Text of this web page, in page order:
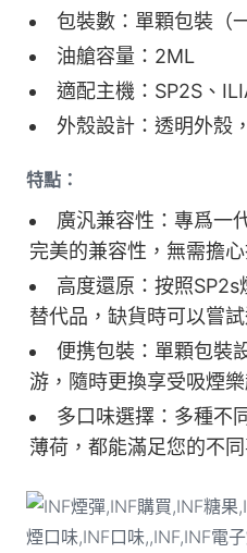
包裝數：單顆包裝（
油艙容量：2ML
適配主機：SP2S、
外殼設計：透明外殼
特點：
廣汎兼容性：專爲一
完美的兼容性，無需擔
高度還原：按照
替代品，缺貨時可以嘗
便携包裝：單顆包裝
游，隨時更換享受吸煙
多口味選擇：多種不
薄荷，都能滿足您的不